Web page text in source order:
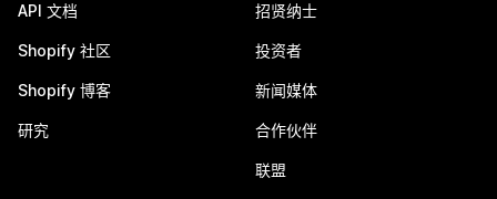
API 文档
Shopify 社区
Shopify 博客
研究
招贤纳士
投资者
新闻媒体
合作伙伴
联盟